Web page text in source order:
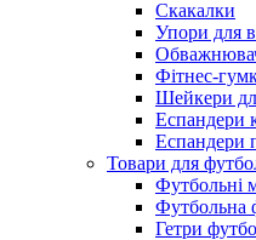
Скакалки
Упори для
Фітнес-
Шейкери
Еспандери
Еспандери
Товари для
Футбольні
Футбольна
Гетри